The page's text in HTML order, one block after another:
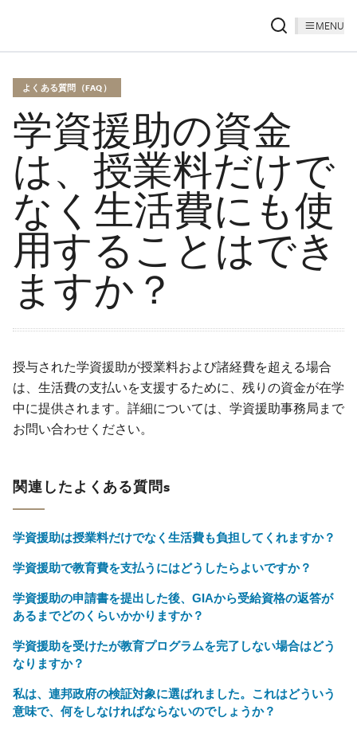
MENU
よくある質問（FAQ）
学資援助の資金
は、授業料だけで
なく生活費にも使
用することはでき
ますか？
授与された学資援助が授業料および諸経費を超える場合
は、生活費の支払いを支援するために、残りの資金が在学
中に提供されます。詳細については、学資援助事務局まで
お問い合わせください。
関連したよくある質問s
学資援助は授業料だけでなく生活費も負担してくれますか？
学資援助で教育費を支払うにはどうしたらよいですか？
学資援助の申請書を提出した後、GIAから受給資格の返答が
あるまでどのくらいかかりますか？
学資援助を受けたが教育プログラムを完了しない場合はどう
なりますか？
私は、連邦政府の検証対象に選ばれました。これはどういう
意味で、何をしなければならないのでしょうか？